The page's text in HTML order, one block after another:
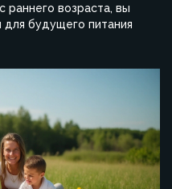
раннего возраста, вы
будущего питания